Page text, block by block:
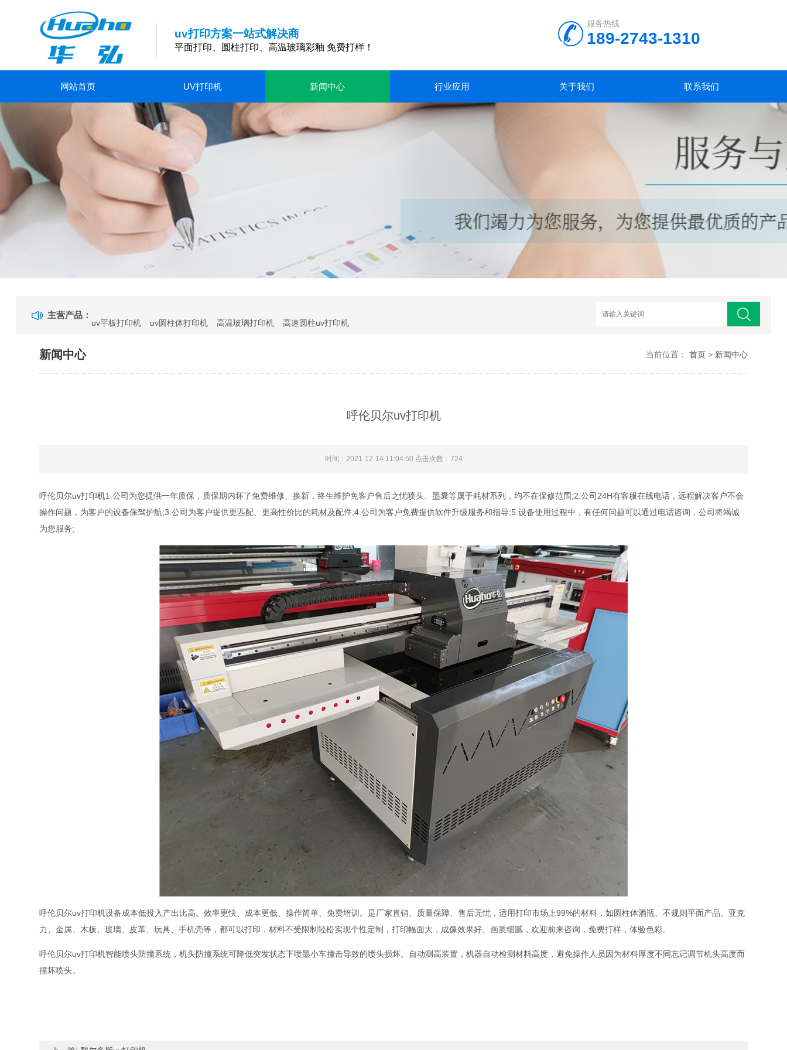
uv打印方案一站式解决商
平面打印、圆柱打印、高温玻璃彩釉 免费打样！
服务热线
189-2743-1310
网站首页 UV打印机 新闻中心 行业应用 关于我们 联系我们
主营产品：
uv平板打印机 uv圆柱体打印机 高温玻璃打印机 高速圆柱uv打印机
新闻中心 当前位置： 首页> 新闻中心
呼伦贝尔uv打印机
时间：2021-12-14 11:04:50 点击次数： 724
呼伦贝尔uv打印机1.公司为您提供一年质保，质保期内坏了免费维修、换新，终生维护免客户售后之忧喷头、墨囊等属于耗材系列，均不在保修范围;2.公司24H有客服在线电话，远程解决客户不会
操作问题，为客户的设备保驾护航;3.公司为客户提供更匹配、更高性价比的耗材及配件;4.公司为客户免费提供软件升级服务和指导;5.设备使用过程中，有任何问题可以通过电话咨询，公司将竭诚
为您服务;
呼伦贝尔uv打印机设备成本低投入产出比高。效率更快、成本更低、操作简单、免费培训。是厂家直销、质量保障、售后无忧，适用打印市场上99%的材料，如圆柱体酒瓶、不规则平面产品、亚克
力、金属、木板、玻璃、皮革、玩具、手机壳等，都可以打印，材料不受限制轻松实现个性定制，打印幅面大，成像效果好、画质细腻，欢迎前来咨询，免费打样，体验色彩。
呼伦贝尔uv打印机智能喷头防撞系统，机头防撞系统可降低突发状态下喷墨小车撞击导致的喷头损坏。自动测高装置，机器自动检测材料高度，避免操作人员因为材料厚度不同忘记调节机头高度而
撞坏喷头。